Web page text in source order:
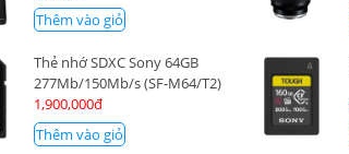
Thêm vào giỏ
Thẻ nhớ SDXC Sony 64GB
277Mb/150Mb/s (SF-M64/T2)
1,900,000đ
Thêm vào giỏ